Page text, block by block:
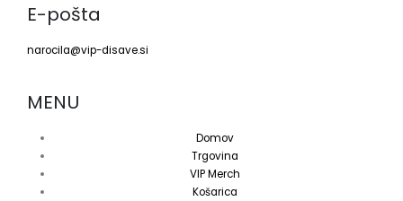
E-pošta
narocila@vip-disave.si
MENU
Domov
Trgovina
VIP Merch
Košarica